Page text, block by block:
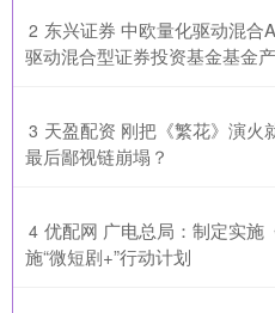
2 东兴证券 中欧量化驱动混合
驱动混合型证券投资基金基金
3 天盈配资 刚把《繁花》演火
最后鄙视链崩塌？
4 优配网 广电总局：制定实施
施“微短剧+”行动计划